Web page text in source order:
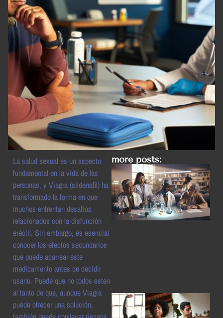
La salud sexual es un aspecto
fundamental en la vida de las
personas, y Viagra (sildenafil) ha
transformado la forma en que
muchos enfrentan desafíos
relacionados con la disfunción
eréctil. Sin embargo, es esencial
conocer los efectos secundarios
que puede acarrear este
medicamento antes de decidir
usarlo. Puede que no todos estén
al tanto de que, aunque Viagra
puede ofrecer una solución,
more posts: